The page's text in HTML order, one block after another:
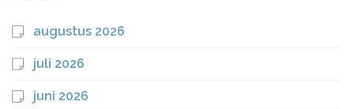
augustus 2026
juli 2026
juni 2026